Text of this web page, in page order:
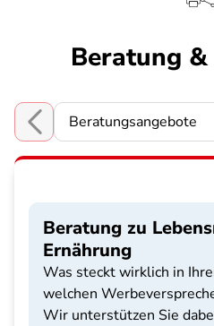
Beratung
Choose a section
Beratung zu
Ernährung
Was steckt wirklich in
welchen
Wir unterstützen Sie